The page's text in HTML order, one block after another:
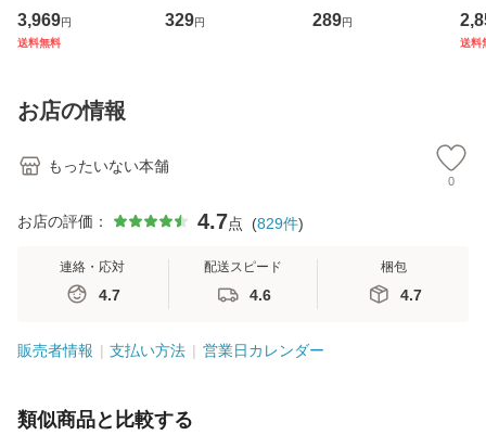
専門職の看護マネ
ジメントスキル 改
恵 藤本幸三 / 南江
堂 [単行
3,969円
送料無料
理小説 (光文社文
庫) / 島田荘司 / 光
329円
産限定盤） / 清水
翔太×加藤ミリヤ /
289円
タ
送料
お店の情報
もったいない本舗
0
お店の評価： 4.7点 (829件)
連絡・応対
4.7
配送スピード
4.6
梱包
4.7
販売者情報 支払い方法 営業日カレンダー
類似商品と比較する